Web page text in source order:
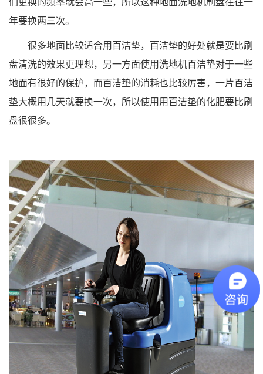
年要换两三次。
很多地面比较适合用百洁垫，百洁垫的好处就是要比刷
盘清洗的效果更理想，另一方面使用洗地机百洁垫对于一些
地面有很好的保护，而百洁垫的消耗也比较厉害，一片百洁
垫大概用几天就要换一次，所以使用用百洁垫的化肥要比刷
盘很很多。